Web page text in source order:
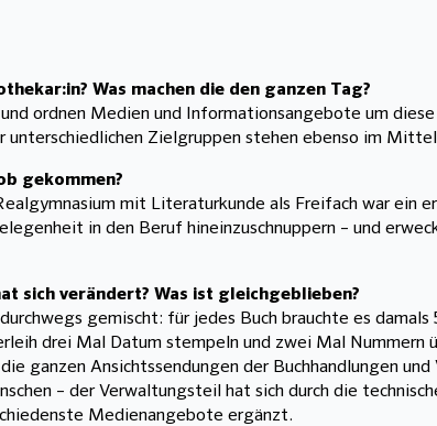
Was machen die den ganzen Tag?
ordnen Medien und Informationsangebote um
unterschiedlichen Zielgruppen stehen ebenso im
gekommen?
mit Literaturkunde als Freifach war ein
in den Beruf hineinzuschnuppern – und
sich verändert? Was ist gleichgeblieben?
gemischt: für jedes Buch brauchte es
drei Mal Datum stempeln und zwei Mal
ganzen Ansichtssendungen der Buchhandlungen
– der Verwaltungsteil hat sich durch die
Medienangebote ergänzt.